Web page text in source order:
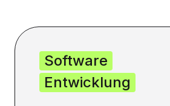
Software
Entwicklung